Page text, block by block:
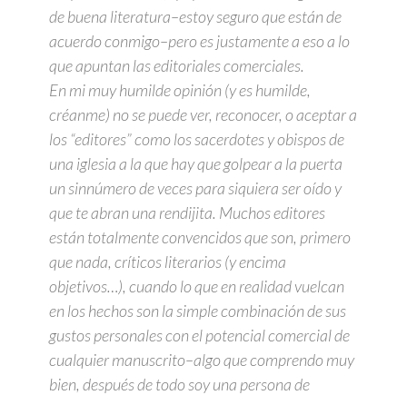
de buena literatura–estoy seguro que están de
acuerdo conmigo–pero es justamente a eso a lo
que apuntan las editoriales comerciales.
En mi muy humilde opinión (y es humilde,
créanme) no se puede ver, reconocer, o aceptar a
los “editores” como los sacerdotes y obispos de
una iglesia a la que hay que golpear a la puerta
un sinnúmero de veces para siquiera ser oído y
que te abran una rendijita. Muchos editores
están totalmente convencidos que son, primero
que nada, críticos literarios (y encima
objetivos…), cuando lo que en realidad vuelcan
en los hechos son la simple combinación de sus
gustos personales con el potencial comercial de
cualquier manuscrito–algo que comprendo muy
bien, después de todo soy una persona de